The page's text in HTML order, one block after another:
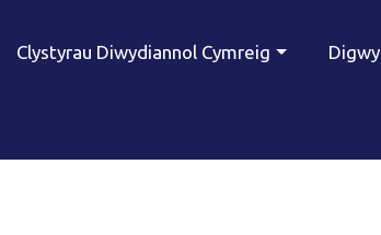
Clystyrau Diwydiannol Cymreig